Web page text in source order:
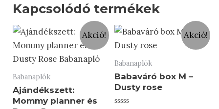
Kapcsolódó termékek
Akció!
Babanaplók
Ajándékszett:
Mommy planner és
Akció!
Babanaplók
Babaváró box M –
Dusty rose